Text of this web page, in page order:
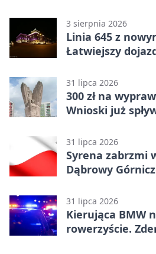
3 sierpnia 2026
Linia 645 z
Łatwiejszy
31 lipca 2026
300 zł na
Wnioski już
31 lipca 2026
Syrena zabrzmi
Dąbrowy
31 lipca 2026
Kierująca BMW
rowerzyście.